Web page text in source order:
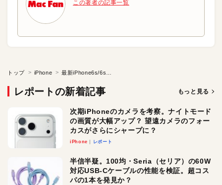
この著者の記事一覧
トップ iPhone
レポートの新着記事 もっと見る
次期iPhoneのカメラを考察。ナイトモード
の画質が大幅アップ？ 望遠カメラのフォー
カスがさらにシャープに？
iPhone レポート
半信半疑。100均・Seria（セリア）の60W
対応USB-Cケーブルの性能を検証。超コス
パの1本を発見か？